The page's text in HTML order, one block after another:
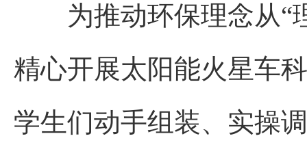
为推动环保理念从“理
精心开展太阳能火星车
学生们动手组装、实操